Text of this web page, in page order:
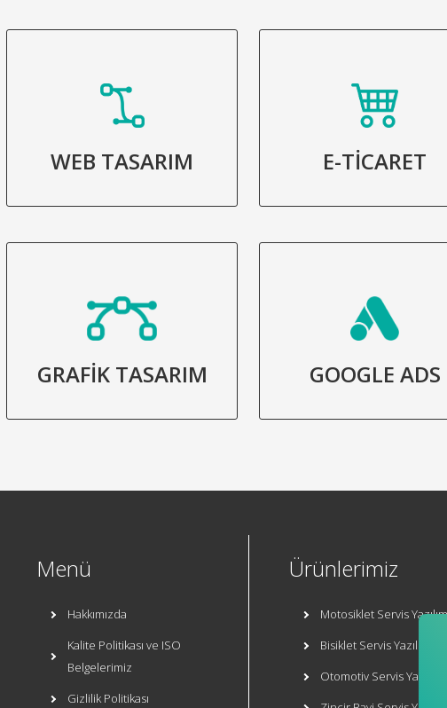
WEB TASARIM E-TİCARET
GRAFİK TASARIM GOOGLE ADS
Menü
Hakkımızda
Kalite Politikası ve ISO
Belgelerimiz
Gizlilik Politikası
Ürünlerimiz
Motosiklet Servis
Bisiklet Servis Yazılımı
Otomotiv Servis Yazılımı